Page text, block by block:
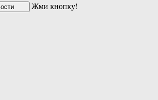
Жми кнопку!